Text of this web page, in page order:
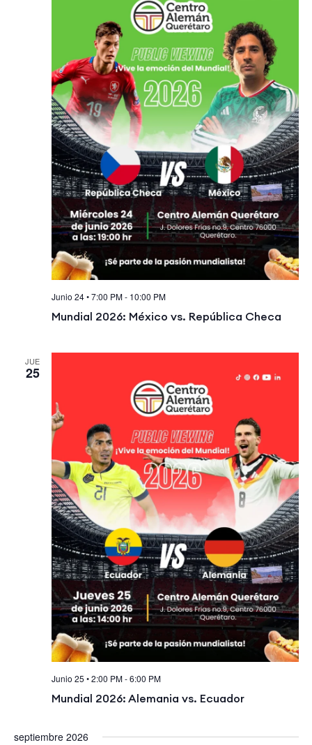
Junio 24 • 7:00 PM- 10:00 PM
Mundial 2026: México vs. República Checa
JUE
25
Junio 25 • 2:00 PM-6:00 PM
Mundial 2026: Alemania vs. Ecuador
septiembre 2026